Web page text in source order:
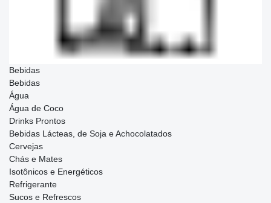
Bebidas
Bebidas
Água
Água de Coco
Drinks Prontos
Bebidas Lácteas, de Soja e Achocolatados
Cervejas
Chás e Mates
Isotônicos e Energéticos
Refrigerante
Sucos e Refrescos